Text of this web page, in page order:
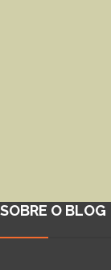
SOBRE O BLOG